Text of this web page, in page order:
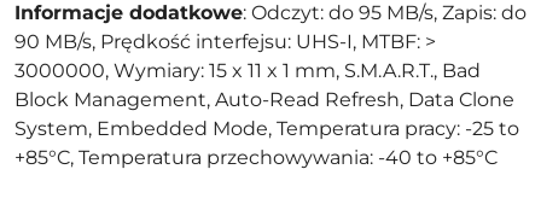
Informacje dodatkowe: Odczyt: do 95 MB/s, Zapis: do
90 MB/s, Prędkość interfejsu: UHS-I, MTBF: >
3000000, Wymiary: 15 x 11 x 1 mm, S.M.A.R.T., Bad
Block Management, Auto-Read Refresh, Data Clone
System, Embedded Mode, Temperatura pracy: -25 to
+85°C, Temperatura przechowywania: -40 to +85°C